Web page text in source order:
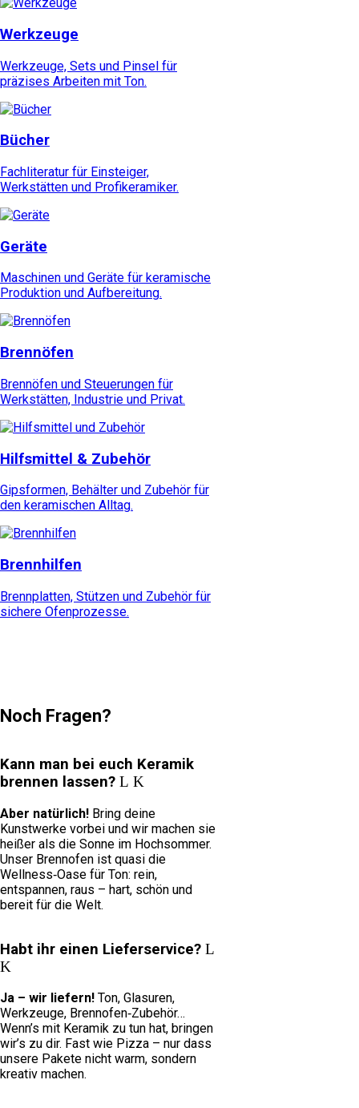
Werkzeuge
Werkzeuge, Sets und Pinsel für
präzises Arbeiten mit Ton.
Bücher
Fachliteratur für Einsteiger,
Werkstätten und Profikeramiker.
Geräte
Maschinen und Geräte für keramische
Produktion und Aufbereitung.
Brennöfen
Brennöfen und Steuerungen für
Werkstätten, Industrie und Privat.
Hilfsmittel & Zubehör
Gipsformen, Behälter und Zubehör für
den keramischen Alltag.
Brennhilfen
Brennplatten, Stützen und Zubehör für
sichere Ofenprozesse.
Noch Fragen?
Kann man bei euch Keramik
brennen lassen?
Aber natürlich! Bring deine
Kunstwerke vorbei und wir machen sie
heißer als die Sonne im Hochsommer.
Unser Brennofen ist quasi die
Wellness‑Oase für Ton: rein,
entspannen, raus – hart, schön und
bereit für die Welt.
Habt ihr einen Lieferservice?
Ja – wir liefern! Ton, Glasuren,
Werkzeuge, Brennofen‑Zubehör…
Wenn’s mit Keramik zu tun hat, bringen
wir’s zu dir. Fast wie Pizza – nur dass
unsere Pakete nicht warm, sondern
kreativ machen.